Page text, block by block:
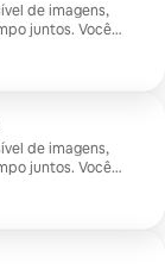
de imagens,
juntos. Você
imagens de alta
restrições de
de imagens,
juntos. Você
imagens de alta
restrições de